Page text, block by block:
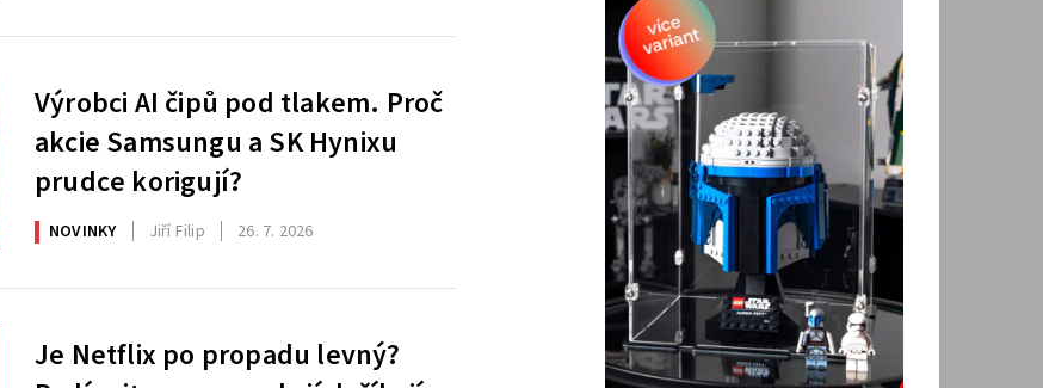
Výrobci AI čipů pod tlakem. Proč
akcie Samsungu a SK Hynixu
prudce korigují?
NOVINKY Jiří Filip 26. 7. 2026
Je Netflix po propadu levný?